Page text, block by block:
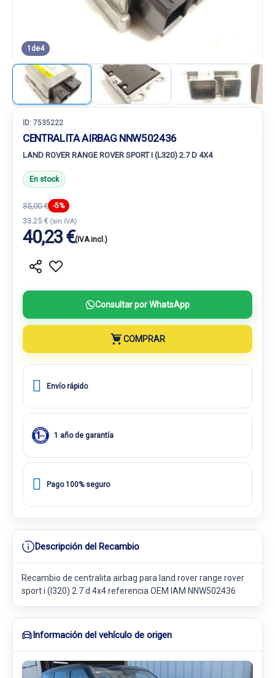
1 de4
ID: 7535222
CENTRALITA AIRBAG NNW502436
LAND ROVER RANGE ROVER SPORT I (L320) 2.7 D 4X4
En stock
35,00 € -5%
33.25 € (sin IVA)
40,23 €(IVA incl.)
Consultar por WhatsApp
COMPRAR
Envío rápido
1 año de garantía
Pago 100% seguro
Descripción del Recambio
Recambio de centralita airbag para land rover range rover
sport i (l320) 2.7 d 4x4 referencia OEM IAM NNW502436
Información del vehículo de origen